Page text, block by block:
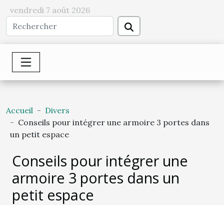
vendredi 7 août 2026
Accueil
Divers
Conseils pour intégrer une armoire 3 portes dans
un petit espace
Conseils pour intégrer une
armoire 3 portes dans un
petit espace